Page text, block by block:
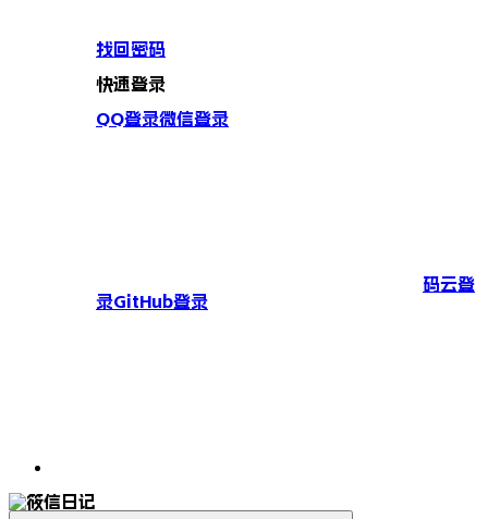
找回密码
快速登录
QQ登录微信登录
码云登
录GitHub登录